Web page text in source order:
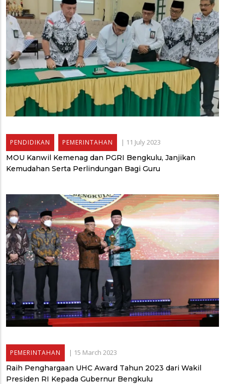
PENDIDIKAN PEMERINTAHAN | 11 July 2023
MOU Kanwil Kemenag dan PGRI Bengkulu, Janjikan
Kemudahan Serta Perlindungan Bagi Guru
PEMERINTAHAN | 15 March 2023
Raih Penghargaan UHC Award Tahun 2023 dari Wakil
Presiden RI Kepada Gubernur Bengkulu